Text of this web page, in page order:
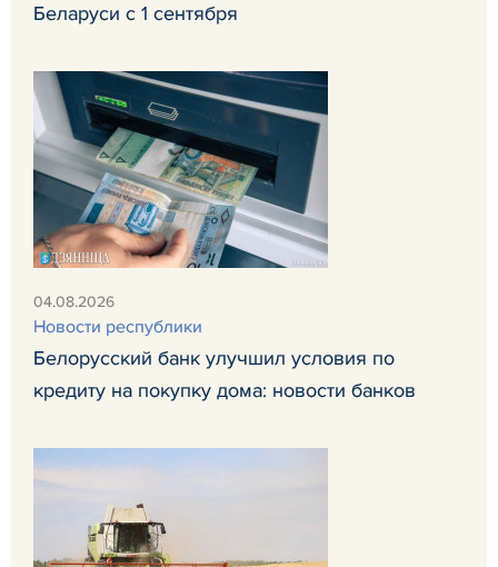
Беларуси с 1 сентября
04.08.2026
Новости республики
Белорусский банк улучшил условия по
кредиту на покупку дома: новости банков